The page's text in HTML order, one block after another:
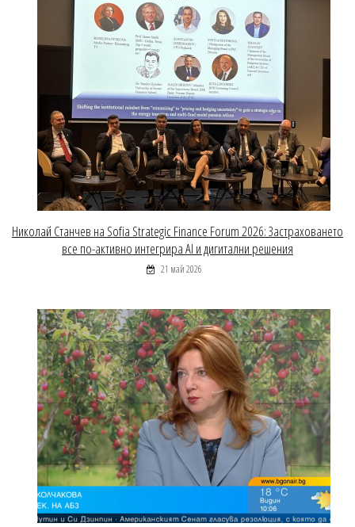
Николай Станчев на Sofia Strategic Finance Forum 2026: Застраховането
все по-активно интегрира AI и дигитални решения
21 май 2026